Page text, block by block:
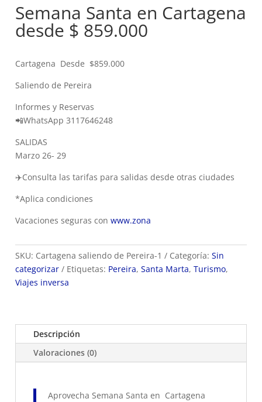
Semana Santa en Cartagena
desde $ 859.000
Cartagena Desde $859.000
Saliendo de Pereira
Informes y Reservas
📲WhatsApp 3117646248
SALIDAS
Marzo 26- 29
✈️Consulta las tarifas para salidas desde otras ciudades
*Aplica condiciones
Vacaciones seguras con www.zona
SKU: Cartagena saliendo de Pereira-1 Categoría: Sin
categorizar
Etiquetas: Pereira, Santa Marta, Turismo,
Viajes inversa
Descripción
Valoraciones (0)
Aprovecha Semana Santa en Cartagena